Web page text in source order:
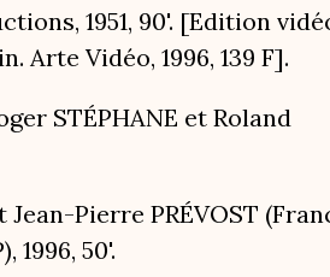
1951, 90'. [Edition
Arte Vidéo, 1996, 139 F].
STÉPHANE et Roland
Pierre PRÉVOST
1996, 50'.